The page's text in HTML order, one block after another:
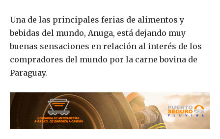
Una de las principales ferias de alimentos y
bebidas del mundo, Anuga, está dejando muy
buenas sensaciones en relación al interés de los
compradores del mundo por la carne bovina de
Paraguay.